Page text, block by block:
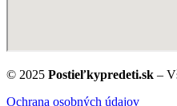
© 2025 Postieľkypredeti.sk –
Ochrana osobných údajov